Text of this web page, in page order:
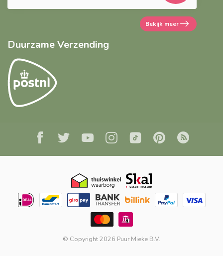
Bekijk meer
Duurzame Verzending
© Copyright 2026 Puur Mieke B.V.